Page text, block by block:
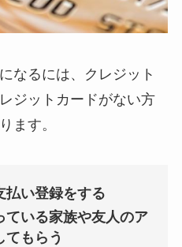
なるには、クレジット
ジットカードがない方
ます。
払い登録をする
ている家族や友人のア
てもらう